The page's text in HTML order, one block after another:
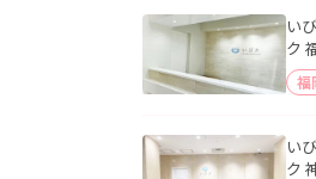
い
ク
福
い
ク